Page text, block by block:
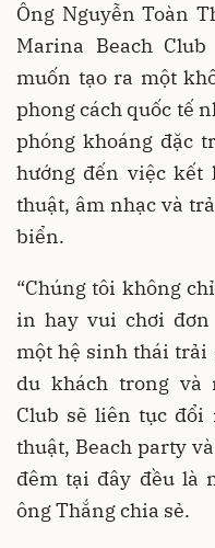
Ông Nguyễn Toàn
Marina Beach
muốn tạo ra một
phong cách quốc tế
phóng khoáng đặc
hướng đến việc kết
thuật, âm nhạc và
biển.
“Chúng tôi không
in hay vui chơi
một hệ sinh thái trải
du khách trong và
Club sẽ liên tục đổi
thuật, Beach party
đêm tại đây đều là
ông Thắng chia sẻ.